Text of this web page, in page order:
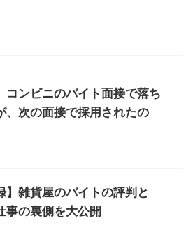
コンビニのバイト面接で落ち
、次の面接で採用されたの
】雑貨屋のバイトの評判と
事の裏側を大公開